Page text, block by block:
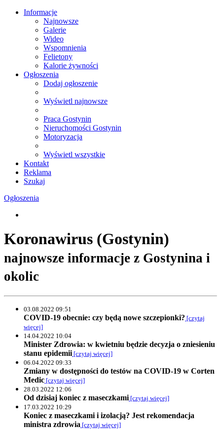
Informacje
Najnowsze
Galerie
Wideo
Wspomnienia
Felietony
Kalorie żywności
Ogłoszenia
Dodaj ogłoszenie
Wyświetl najnowsze
Praca Gostynin
Nieruchomości Gostynin
Motoryzacja
Wyświetl wszystkie
Kontakt
Reklama
Szukaj
Ogłoszenia
Koronawirus (Gostynin)
najnowsze informacje z Gostynina i
okolic
03.08.2022 09:51
COVID-19 obecnie: czy będą nowe szczepionki? [czytaj
więcej]
14.04.2022 10:04
Minister Zdrowia: w kwietniu będzie decyzja o zniesieniu
stanu epidemii [czytaj więcej]
06.04.2022 09:33
Zmiany w dostępności do testów na COVID-19 w Corten
Medic [czytaj więcej]
28.03.2022 12:06
Od dzisiaj koniec z maseczkami [czytaj więcej]
17.03.2022 10:29
Koniec z maseczkami i izolacją? Jest rekomendacja
ministra zdrowia [czytaj więcej]